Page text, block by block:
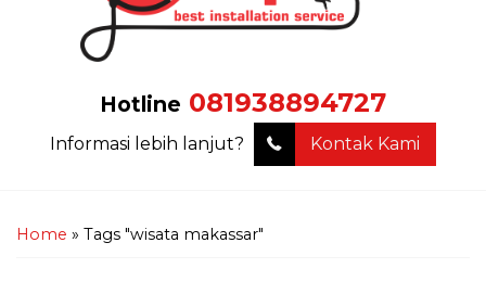
Hotline 081938894727
Informasi lebih lanjut? Kontak Kami
Home » Tags "wisata makassar"